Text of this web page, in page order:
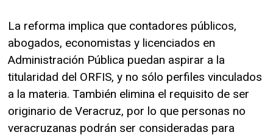
La reforma implica que contadores públicos,
abogados, economistas y licenciados en
Administración Pública puedan aspirar a la
titularidad del ORFIS, y no sólo perfiles vinculados
a la materia. También elimina el requisito de ser
originario de Veracruz, por lo que personas no
veracruzanas podrán ser consideradas para